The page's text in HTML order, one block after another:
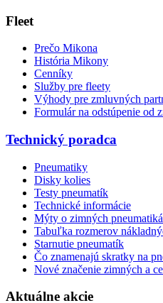
Fleet
Prečo Mikona
História Mikony
Cenníky
Služby pre fleety
Výhody pre zmluvných
Formulár na odstúpenie od
Technický poradca
Pneumatiky
Disky kolies
Testy pneumatík
Technické informácie
Mýty o zimných
Tabuľka rozmerov
Starnutie pneumatík
Čo znamenajú skratky na
Nové značenie zimných a
Aktuálne akcie